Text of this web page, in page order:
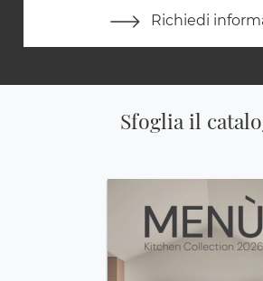
Richiedi
Sfoglia il